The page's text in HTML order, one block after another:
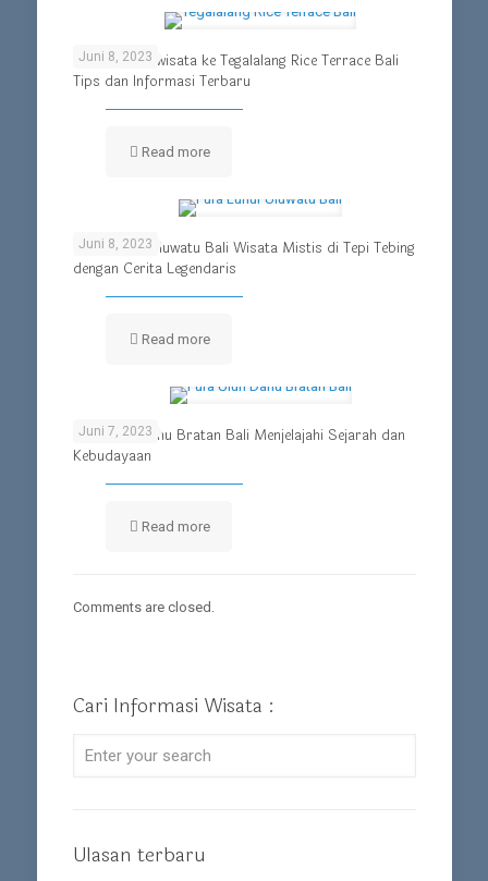
Juni 8, 2023
Panduan Berwisata ke Tegalalang Rice Terrace Bali
Tips dan Informasi Terbaru
Read more
Juni 8, 2023
Pura Luhur Uluwatu Bali Wisata Mistis di Tepi Tebing
dengan Cerita Legendaris
Read more
Juni 7, 2023
Pura Ulun Danu Bratan Bali Menjelajahi Sejarah dan
Kebudayaan
Read more
Comments are closed.
Cari Informasi Wisata :
Ulasan terbaru